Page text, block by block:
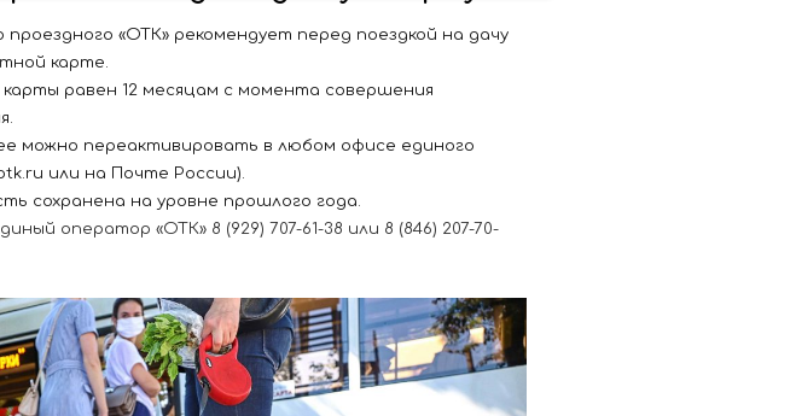
«ОТК» рекомендует перед поездкой на дачу
карте.
равен 12 месяцам с момента совершения
можно переактивировать в любом офисе единого
или на Почте России).
сохранена на уровне прошлого года.
оператор «ОТК» 8 (929) 707-61-38 или 8 (846) 207-70-